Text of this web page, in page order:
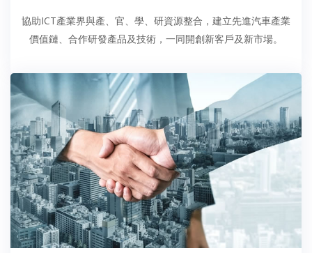
協助ICT產業界與產、官、學、研資源整合，建立先進汽車產業
價值鏈、合作研發產品及技術，一同開創新客戶及新市場。